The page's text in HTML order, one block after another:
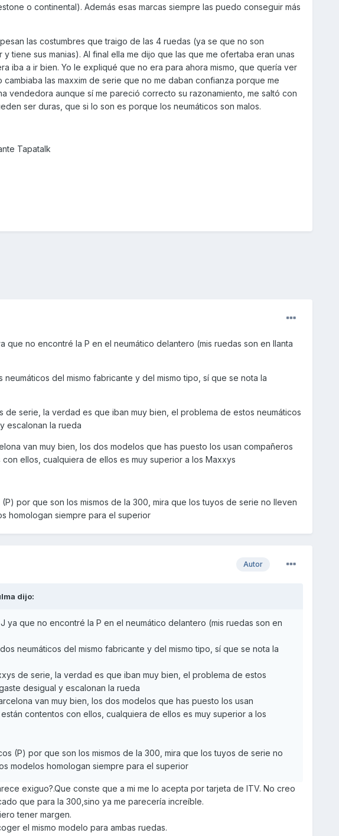
o continental). Además esas marcas siempre las puedo conseguir más
las costumbres que traigo de las 4 ruedas (ya se que no son
tiene sus manias). Al final ella me dijo que las que me ofertaba eran unas
iba a ir bien. Yo le expliqué que no era para ahora mismo, que quería ver
las maxxim de serie que no me daban confianza porque me
vendedora aunque sí me pareció correcto su razonamiento, me saltó con
ser duras, que si lo son es porque los neumáticos son malos.
Tapatalk
que no encontré la P en el neumático delantero (mis ruedas son en llanta
del mismo fabricante y del mismo tipo, sí que se nota la
de serie, la verdad es que iban muy bien, el problema de estos neumáticos
escalonan la rueda
van muy bien, los dos modelos que has puesto los usan compañeros
ellos, cualquiera de ellos es muy superior a los Maxxys
por que son los mismos de la 300, mira que los tuyos de serie no lleven
homologan siempre para el superior
Autor
dijo:
ya que no encontré la P en el neumático delantero (mis ruedas son en
neumáticos del mismo fabricante y del mismo tipo, sí que se nota la
de serie, la verdad es que iban muy bien, el problema de estos
desigual y escalonan la rueda
van muy bien, los dos modelos que has puesto los usan
contentos con ellos, cualquiera de ellos es muy superior a los
(P) por que son los mismos de la 300, mira que los tuyos de serie no
modelos homologan siempre para el superior
exiguo?.Que conste que a mi me lo acepta por tarjeta de ITV. No creo
que para la 300,sino ya me parecería increíble.
tener margen.
el mismo modelo para ambas ruedas.